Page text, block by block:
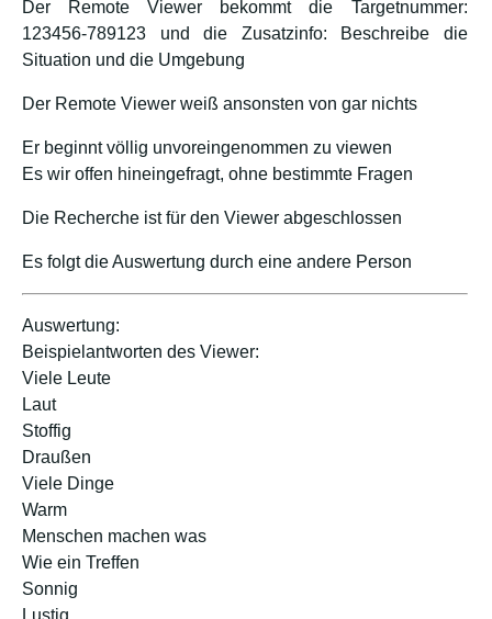
Der Remote Viewer bekommt die Targetnummer:
123456-789123 und die Zusatzinfo: Beschreibe die
Situation und die Umgebung
Der Remote Viewer weiß ansonsten von gar nichts
Er beginnt völlig unvoreingenommen zu viewen
Es wir offen hineingefragt, ohne bestimmte Fragen
Die Recherche ist für den Viewer abgeschlossen
Es folgt die Auswertung durch eine andere Person
Auswertung:
Beispielantworten des Viewer:
Viele Leute
Laut
Stoffig
Draußen
Viele Dinge
Warm
Menschen machen was
Wie ein Treffen
Sonnig
Lustig